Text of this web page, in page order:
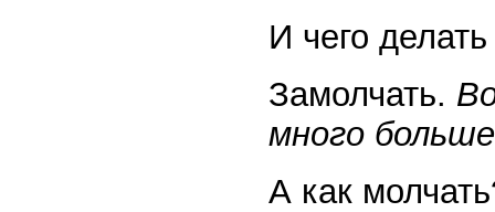
И чего делать
Замолчать.
много
А как